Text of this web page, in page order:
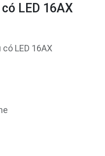
LED 16AX
LED 16AX